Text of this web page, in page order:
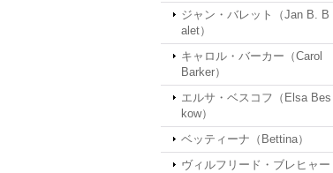
ジャン・バレット（Jan B. B
alet）
キャロル・バーカー（Carol
Barker）
エルサ・ベスコフ（Elsa Bes
kow）
ベッティーナ（Bettina）
ヴィルフリード・ブレヒャー